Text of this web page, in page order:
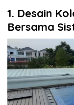
1. Desain
Bersama